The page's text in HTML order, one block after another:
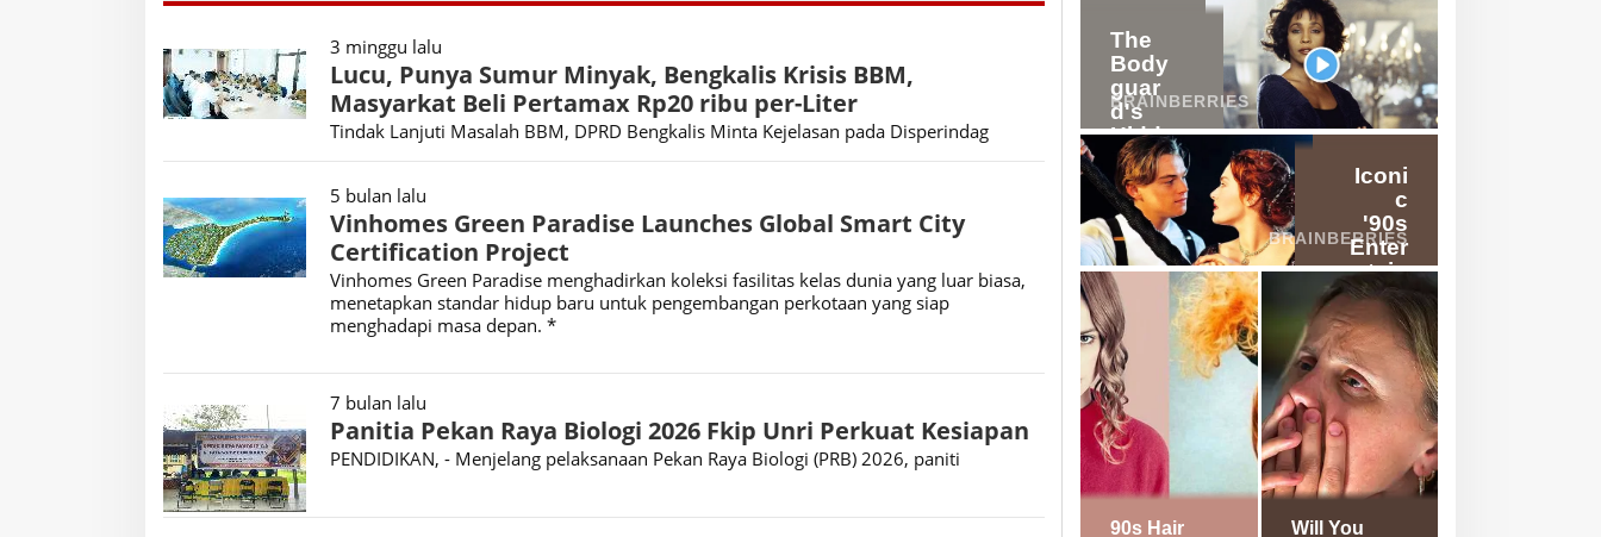
3 minggu lalu
Lucu, Punya Sumur Minyak, Bengkalis Krisis BBM,
Masyarkat Beli Pertamax Rp20 ribu per-Liter
Tindak Lanjuti Masalah BBM, DPRD Bengkalis Minta Kejelasan pada Disperindag
5 bulan lalu
Vinhomes Green Paradise Launches Global Smart City
Certification Project
Vinhomes Green Paradise menghadirkan koleksi fasilitas kelas dunia yang luar biasa,
menetapkan standar hidup baru untuk pengembangan perkotaan yang siap
menghadapi masa depan. *
7 bulan lalu
Panitia Pekan Raya Biologi 2026 Fkip Unri Perkuat Kesiapan
PENDIDIKAN, - Menjelang pelaksanaan Pekan Raya Biologi (PRB) 2026, paniti